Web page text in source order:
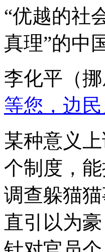
“优越的社
真理”的中
李化平（挪
等您，边
某种意义
个制度，
调查躲猫
直引以为